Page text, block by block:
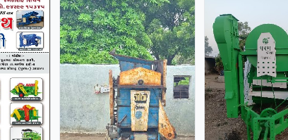
सत्यापित